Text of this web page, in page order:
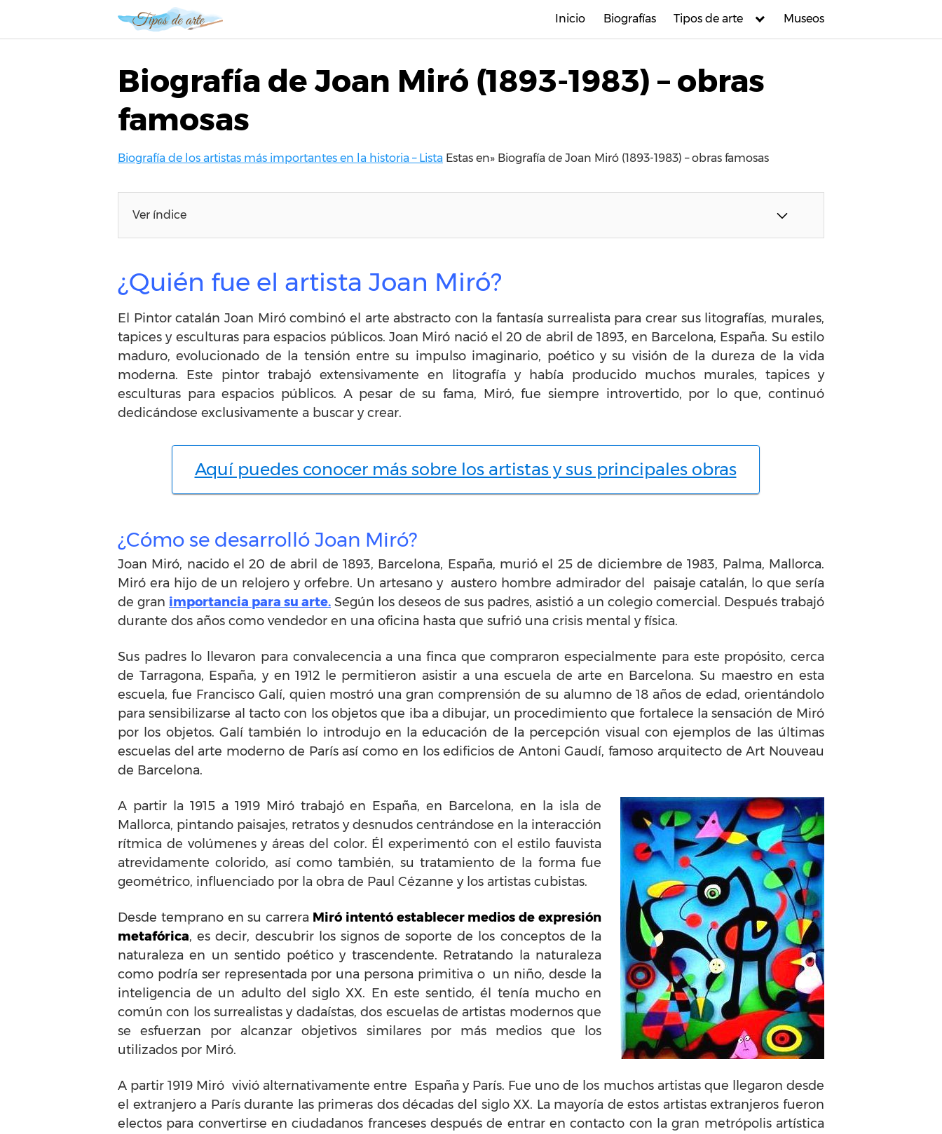
l
Inicio Biografías Tipos de arte Museos
Biografía de Joan Miró (1893-1983) – obras
famosas
Biografía de los artistas más importantes en la historia – Lista Estas en» Biografía de Joan Miró (1893-1983) – obras famosas
Ver índice
¿Quién fue el artista Joan Miró?
El Pintor catalán Joan Miró combinó el arte abstracto con la fantasía surrealista para crear sus litografías, murales,
tapices y esculturas para espacios públicos. Joan Miró nació el 20 de abril de 1893, en Barcelona, España. Su estilo
maduro, evolucionado de la tensión entre su impulso imaginario, poético y su visión de la dureza de la vida
moderna. Este pintor trabajó extensivamente en litografía y había producido muchos murales, tapices y
esculturas para espacios públicos. A pesar de su fama, Miró, fue siempre introvertido, por lo que, continuó
dedicándose exclusivamente a buscar y crear.
Aquí puedes conocer más sobre los artistas y sus principales obras
¿Cómo se desarrolló Joan Miró?
Joan Miró, nacido el 20 de abril de 1893, Barcelona, España, murió el 25 de diciembre de 1983, Palma, Mallorca.
Miró era hijo de un relojero y orfebre. Un artesano y austero hombre admirador del paisaje catalán, lo que sería
de gran importancia para su arte. Según los deseos de sus padres, asistió a un colegio comercial. Después trabajó
durante dos años como vendedor en una oficina hasta que sufrió una crisis mental y física.
Sus padres lo llevaron para convalecencia a una finca que compraron especialmente para este propósito, cerca
de Tarragona, España, y en 1912 le permitieron asistir a una escuela de arte en Barcelona. Su maestro en esta
escuela, fue Francisco Galí, quien mostró una gran comprensión de su alumno de 18 años de edad, orientándolo
para sensibilizarse al tacto con los objetos que iba a dibujar, un procedimiento que fortalece la sensación de Miró
por los objetos. Galí también lo introdujo en la educación de la percepción visual con ejemplos de las últimas
escuelas del arte moderno de París así como en los edificios de Antoni Gaudí, famoso arquitecto de Art Nouveau
de Barcelona.
A partir la 1915 a 1919 Miró trabajó en España, en Barcelona, en la isla de
Mallorca, pintando paisajes, retratos y desnudos centrándose en la interacción
rítmica de volúmenes y áreas del color. Él experimentó con el estilo fauvista
atrevidamente colorido, así como también, su tratamiento de la forma fue
geométrico, influenciado por la obra de Paul Cézanne y los artistas cubistas.
Desde temprano en su carrera Miró intentó establecer medios de expresión
metafórica, es decir, descubrir los signos de soporte de los conceptos de la
naturaleza en un sentido poético y trascendente. Retratando la naturaleza
como podría ser representada por una persona primitiva o un niño, desde la
inteligencia de un adulto del siglo XX. En este sentido, él tenía mucho en
común con los surrealistas y dadaístas, dos escuelas de artistas modernos que
se esfuerzan por alcanzar objetivos similares por más medios que los
utilizados por Miró.
A partir 1919 Miró vivió alternativamente entre España y París. Fue uno de los muchos artistas que llegaron desde
el extranjero a París durante las primeras dos décadas del siglo XX. La mayoría de estos artistas extranjeros fueron
electos para convertirse en ciudadanos franceses después de entrar en contacto con la gran metrópolis artística